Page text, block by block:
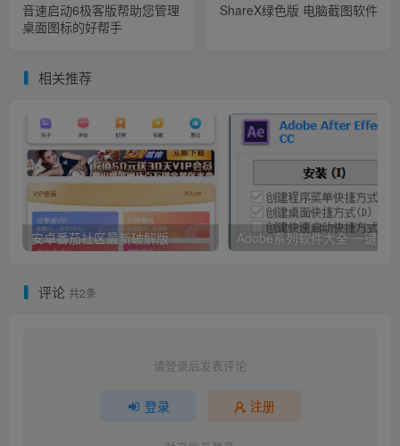
音速启动6极客版帮助您管理
桌面图标的好帮手
ShareX绿色版 电脑截图软件
相关推荐
安卓番茄社区最新破解版
评论 共2条
请登录后发表评论
登录 注册